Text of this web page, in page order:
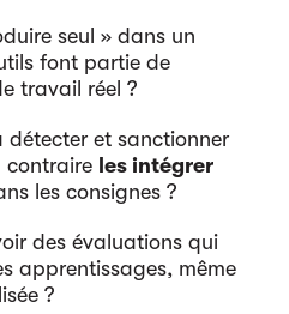
seul » dans un
font partie de
travail réel ?
détecter et sanctionner
contraire les intégrer
les consignes ?
des évaluations qui
apprentissages, même
?